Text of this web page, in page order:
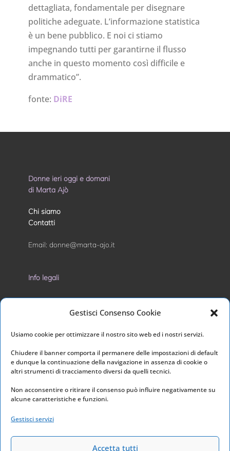
Gestisci Consenso Cookie
Usiamo cookie per ottimizzare il nostro sito web ed i nostri servizi.
Chiudere il banner comporta il permanere delle impostazioni di default
e dunque la continuazione della navigazione in assenza di cookie o
altri strumenti di tracciamento diversi da quelli tecnici.
Non acconsentire o ritirare il consenso può influire negativamente su
alcune caratteristiche e funzioni.
Gestisci servizi
Accetta tutti
dettagliata, fondamentale per disegnare
politiche adeguate. L’informazione statistica
è un bene pubblico. E noi ci stiamo
impegnando tutti per garantirne il flusso
anche in questo momento così difficile e
drammatico”.
fonte: DiRE
Donne ieri oggi e domani
di Marta Ajò
Chi siamo
Contatti
Email: donne@marta-ajo.it
Info legali
Privacy Policy
Cookie Policy